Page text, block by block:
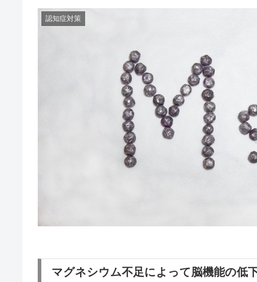
認知症対策
マグネシウム不足によって脳機能の低